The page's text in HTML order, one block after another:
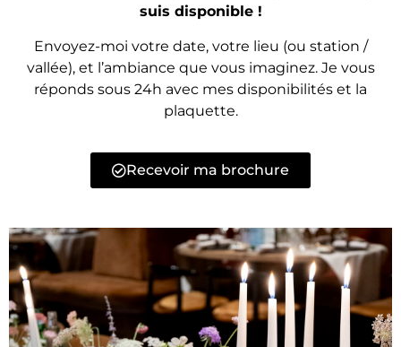
suis disponible !
Envoyez-moi votre date, votre lieu (ou station /
vallée), et l’ambiance que vous imaginez. Je vous
réponds sous 24h avec mes disponibilités et la
plaquette.
Recevoir ma brochure